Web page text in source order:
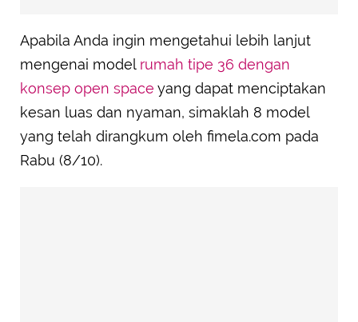
Apabila Anda ingin mengetahui lebih lanjut
mengenai model rumah tipe 36 dengan
konsep open space yang dapat menciptakan
kesan luas dan nyaman, simaklah 8 model
yang telah dirangkum oleh fimela.com pada
Rabu (8/10).